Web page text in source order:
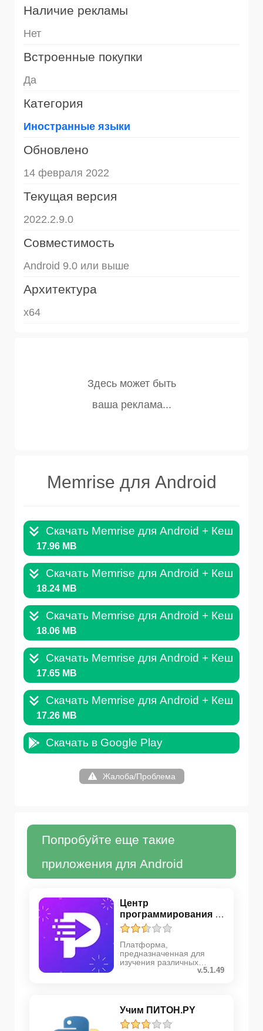
Наличие рекламы
Нет
Встроенные покупки
Да
Категория
Иностранные языки
Обновлено
14 февраля 2022
Текущая версия
2022.2.9.0
Совместимость
Android 9.0 или выше
Архитектура
x64
Memrise для Android
Скачать Memrise для Android + Кеш
17.96 MB
Скачать Memrise для Android + Кеш
18.24 MB
Скачать Memrise для Android + Кеш
18.06 MB
Скачать Memrise для Android + Кеш
17.65 MB
Скачать Memrise для Android + Кеш
17.26 MB
Скачать в Google Play
Жалоба/Проблема
Попробуйте еще такие
приложения для Android
Центр
программирования -
код
Платформа,
предназначенная для
изучения различных
языков программирования
v.5.1.49
Учим ПИТОН.PY